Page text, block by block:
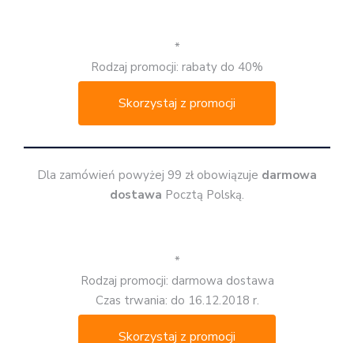
*
Rodzaj promocji: rabaty do 40%
Skorzystaj z promocji
Dla zamówień powyżej 99 zł obowiązuje darmowa
dostawa Pocztą Polską.
*
Rodzaj promocji: darmowa dostawa
Czas trwania: do 16.12.2018 r.
Skorzystaj z promocji